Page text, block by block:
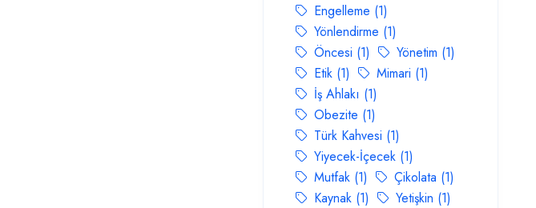
Engelleme (1)
Yönlendirme (1)
Öncesi (1)
Yönetim (1)
Etik (1)
Mimari (1)
İş Ahlakı (1)
Obezite (1)
Türk Kahvesi (1)
Yiyecek-İçecek (1)
Mutfak (1)
Çikolata (1)
Kaynak (1)
Yetişkin (1)